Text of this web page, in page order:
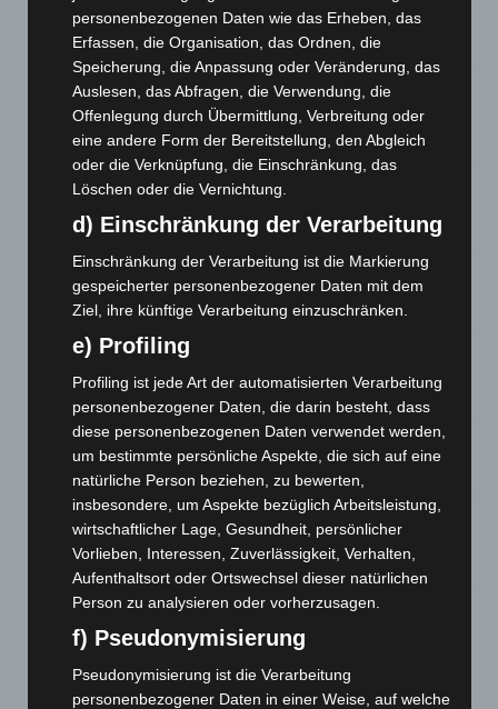
eingedämmt
6. August 2026
Region Hannover: 21 neue Notfallsanitäter starten beim
Roten Kreuz
5. August 2026
Mann läuft mit Hockeyschläger über A7 – Polizei sucht
5. August 2026
Celle: Mensch stirbt bei Bagger-Unfall auf Baustelle
5. August 2026
Gasleitung bei McDonald’s-Umbau in Langenhagen
beschädigt
Anklage nach Abschaltung von „Archetyp Market“ erhoben
3. August 2026
Hannover: Polizei stoppt 166 Trunkenheitsfahrten bei
Großkontrolle
Hannover Klassik Open Air 2026: Französische Oper im
Maschpark
personenbezogenen Daten wie das Erheben, das
Erfassen, die Organisation, das Ordnen, die
Speicherung, die Anpassung oder Veränderung, das
Auslesen, das Abfragen, die Verwendung, die
Offenlegung durch Übermittlung, Verbreitung oder
eine andere Form der Bereitstellung, den Abgleich
oder die Verknüpfung, die Einschränkung, das
Löschen oder die Vernichtung.
d) Einschränkung der Verarbeitung
Einschränkung der Verarbeitung ist die Markierung
gespeicherter personenbezogener Daten mit dem
Ziel, ihre künftige Verarbeitung einzuschränken.
e) Profiling
Profiling ist jede Art der automatisierten Verarbeitung
personenbezogener Daten, die darin besteht, dass
diese personenbezogenen Daten verwendet werden,
um bestimmte persönliche Aspekte, die sich auf eine
natürliche Person beziehen, zu bewerten,
insbesondere, um Aspekte bezüglich Arbeitsleistung,
wirtschaftlicher Lage, Gesundheit, persönlicher
Vorlieben, Interessen, Zuverlässigkeit, Verhalten,
Aufenthaltsort oder Ortswechsel dieser natürlichen
Person zu analysieren oder vorherzusagen.
f) Pseudonymisierung
Pseudonymisierung ist die Verarbeitung
personenbezogener Daten in einer Weise, auf welche